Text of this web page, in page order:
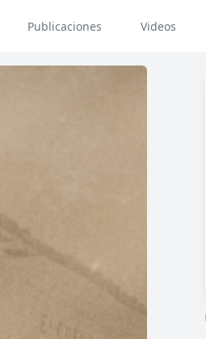
Publicaciones Videos